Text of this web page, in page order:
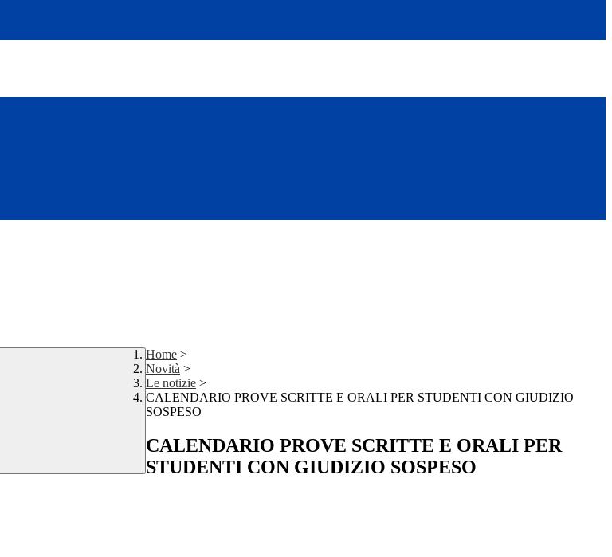
Home >
Novità >
Le notizie >
CALENDARIO PROVE SCRITTE E ORALI PER STUDENTI CON GIUDIZIO
SOSPESO
CALENDARIO PROVE SCRITTE E ORALI PER
STUDENTI CON GIUDIZIO SOSPESO